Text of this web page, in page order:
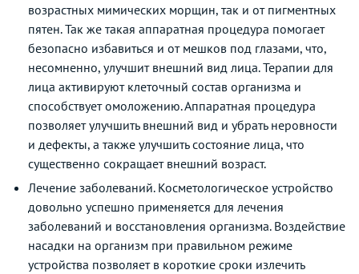
возрастных мимических морщин, так и от пигментных
пятен. Так же такая аппаратная процедура помогает
безопасно избавиться и от мешков под глазами, что,
несомненно, улучшит внешний вид лица. Терапии для
лица активируют клеточный состав организма и
способствует омоложению. Аппаратная процедура
позволяет улучшить внешний вид и убрать неровности
и дефекты, а также улучшить состояние лица, что
существенно сокращает внешний возраст.
Лечение заболеваний. Косметологическое устройство
довольно успешно применяется для лечения
заболеваний и восстановления организма. Воздействие
насадки на организм при правильном режиме
устройства позволяет в короткие сроки излечить